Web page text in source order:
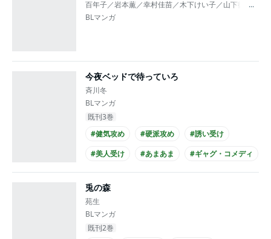
百年子／岩本薫／幸村佳苗／木下けい子／山下街／ヨ
...
BLマンガ
今夜ベッドで待っていろ
斉川冬
BLマンガ
既刊3巻
#健気攻め
#硬派攻め
#誘い受け
#美人受け
#あまあま
#ギャグ・コメディ
#幼なじみ
#高校生攻め
#高校生受け
#学生服攻め
兎の森
苑生
BLマンガ
既刊2巻